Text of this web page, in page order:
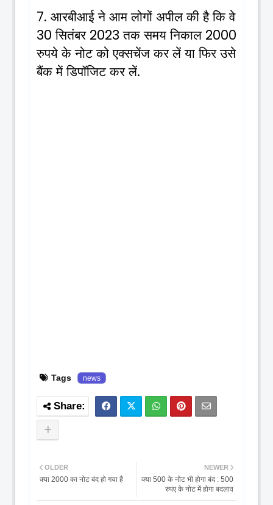
7. आरबीआई ने आम लोगों अपील की है कि वे
30सितंबर2023तक समय निकाल 2000
रुपये के नोट को एक्सचेंज कर लें या फिर उसे
बैंक में डिपॉजिट कर लें.
Tags news
NEWER
क्या 500 के नोट भी होगा बंद : 500
रुपए के नोट में होगा बदलाव
OLDER
क्या 2000 का नोट बंद हो गया है